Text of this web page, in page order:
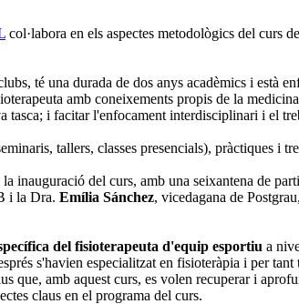
col·labora en els aspectes metodològics del curs
té una durada de dos anys acadèmics i està
amb coneixements propis de la
tasca; i facitar l'enfocament interdisciplinari i el
tallers, classes presencials), pràctiques i
la inauguració del curs, amb una seixantena de
i la Dra. Emília Sánchez, vicedagana de
del fisioterapeuta d'equip esportiu a
s'havien especialitzat en fisioteràpia i per
que, amb aquest curs, es volen recuperar i
claus en el programa del curs.